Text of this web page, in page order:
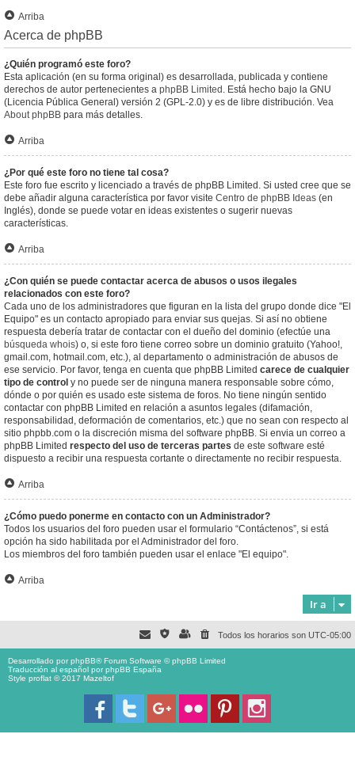
Arriba
Acerca de phpBB
¿Quién programó este foro?
Esta aplicación (en su forma original) es desarrollada, publicada y contiene
derechos de autor pertenecientes a phpBB Limited . Está hecho bajo la GNU
(Licencia Pública General) versión 2 (GPL-2.0) y es de libre distribución. Vea
About phpBB para más detalles.
Arriba
¿Por qué este foro no tiene tal cosa?
Este foro fue escrito y licenciado a través de phpBB Limited. Si usted cree que se
debe añadir alguna característica por favor visite Centro de phpBB Ideas (en
Inglés), donde se puede votar en ideas existentes o sugerir nuevas
características.
Arriba
¿Con quién se puede contactar acerca de abusos o usos ilegales
relacionados con este foro?
Cada uno de los administradores que figuran en la lista del grupo donde dice "El
Equipo" es un contacto apropiado para enviar sus quejas. Si así no obtiene
respuesta debería tratar de contactar con el dueño del dominio (efectúe una
búsqueda whois) o, si este foro tiene correo sobre un dominio gratuito (Yahoo!,
gmail.com, hotmail.com, etc.), al departamento o administración de abusos de
ese servicio. Por favor, tenga en cuenta que phpBB Limited carece de cualquier
tipo de control y no puede ser de ninguna manera responsable sobre cómo,
dónde o por quién es usado este sistema de foros. No tiene ningún sentido
contactar con phpBB Limited en relación a asuntos legales (difamación,
responsabilidad, deformación de comentarios, etc.) que no sean con respecto al
sitio phpbb.com o la discreción misma del software phpBB. Si envia un correo a
phpBB Limited respecto del uso de terceras partes de este software esté
dispuesto a recibir una respuesta cortante o directamente no recibir respuesta.
Arriba
¿Cómo puedo ponerme en contacto con un Administrador?
Todos los usuarios del foro pueden usar el formulario “Contáctenos”, si está
opción ha sido habilitada por el Administrador del foro.
Los miembros del foro también pueden usar el enlace "El equipo".
Arriba
Ir a
Todos los horarios son UTC-05:00
Desarrollado porphpBB® Forum Software © phpBB Limited
Traducción al español porphpBB España
Style proflat © 2017 Mazeltof